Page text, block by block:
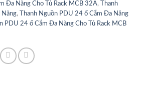
Đa Năng Cho Tủ Rack MCB 32A,
Thanh
Năng,
Thanh Nguồn PDU 24 ổ Cắm Đa Năng
PDU 24 ổ Cắm Đa Năng Cho Tủ Rack MCB